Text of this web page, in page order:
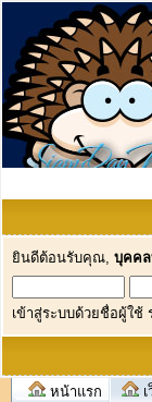
ยินดีต้อนรับคุณ, บุคคล
เข้าสู่ระบบด้วยชื่อผู้ใช้
หน้าแรก